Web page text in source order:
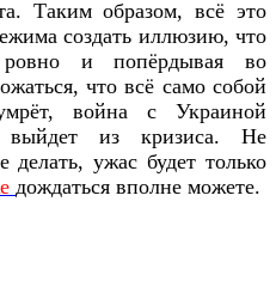
Таким образом, всё это
создать иллюзию, что
и попёрдывая во
что всё само собой
война с Украиной
выйдет из кризиса. Не
делать, ужас будет только
дождаться вполне можете.